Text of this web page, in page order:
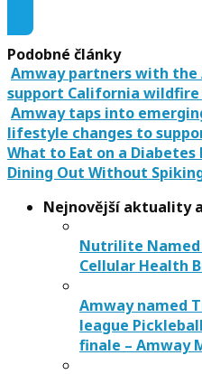
Podobné články
Amway partners with the
support California
Amway taps into
lifestyle changes to
What to Eat on a
Dining Out Without
Nejnovější aktuality
Nutrilite Named
Cellular Health
Amway named
league
finale – Amway